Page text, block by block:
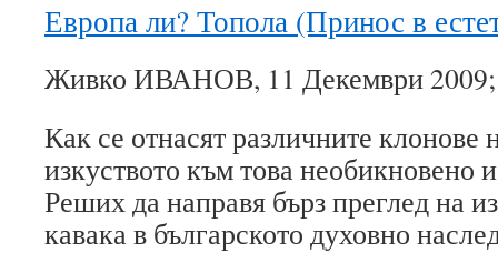
Европа ли? Топола (Принос в
Живко ИВАНОВ, 11 Декември 2009;
Как се отнасят различните клонове
изкуството към това необикновено
Реших да направя бърз преглед на
кавака в българското духовно